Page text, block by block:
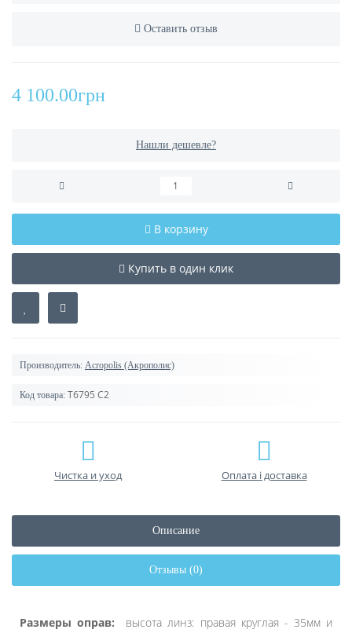
Оставить отзыв
4 100.00грн
Нашли дешевле?
В корзину
Купить в один клик
Производитель: Acropolis (Акрополис)
Код товара: T6795 C2
Чистка и уход Оплата і доставка
Описание
Отзывы (0)
Размеры оправ: высота линз: правая круглая - 35мм и